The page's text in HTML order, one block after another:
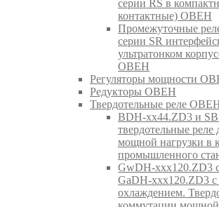
серии RS в
контактные) ОВЕН
Промежуточные
серии SR
ультратонком
ОВЕН
Регуляторы мощности
Редукторы ОВЕН
Твердотельные реле
BDH-xx44.ZD3 и
твердотельные
мощной нагрузки в
промышленного
GwDH-xxx120.ZD3
GaDH-xxx120.ZD3
охлаждением.